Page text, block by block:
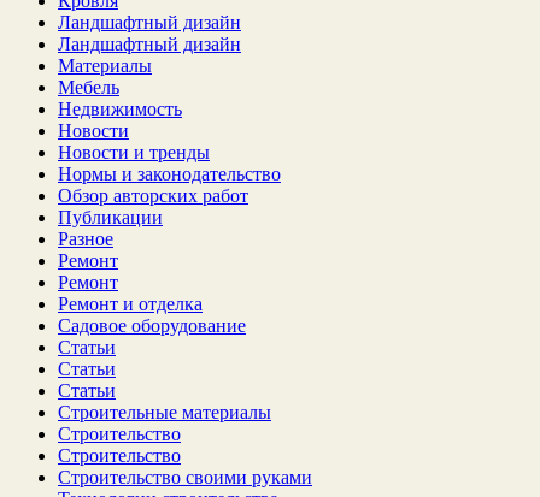
Ландшафтный дизайн
Ландшафтный дизайн
Материалы
Мебель
Недвижимость
Новости
Новости и тренды
Нормы и законодательство
Обзор авторских работ
Публикации
Разное
Ремонт
Ремонт
Ремонт и отделка
Садовое оборудование
Статьи
Статьи
Статьи
Строительные материалы
Строительство
Строительство
Строительство своими руками